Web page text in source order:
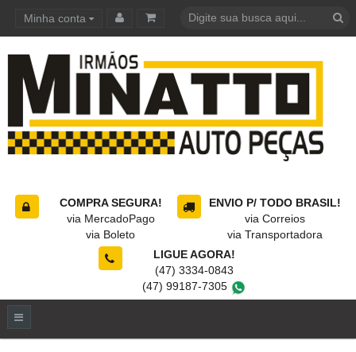
Minha conta
COMPRA SEGURA!
via MercadoPago
via Boleto
ENVIO P/ TODO BRASIL!
via Correios
via Transportadora
LIGUE AGORA!
(47) 3334-0843
(47) 99187-7305